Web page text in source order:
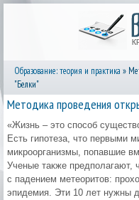
Образование: теория и практика »
"Белки"
Методика проведения
«Жизнь – это способ
Есть гипотеза, что первыми
микроорганизмы, попавшие
Ученые также предполагают,
с падением метеоритов:
эпидемия. Эти 10 лет нужны